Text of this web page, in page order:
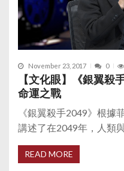
November 23, 2017 0
【文化眼】《銀翼殺
命運之戰
《銀翼殺手2049》根據
講述了在2049年，人類與
READ MORE